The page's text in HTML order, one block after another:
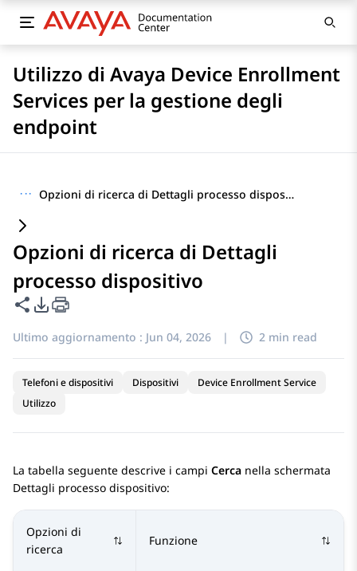
Utilizzo di Avaya Device Enrollment
Services per la gestione degli
endpoint
··· Opzioni di ricerca di Dettagli processo dispositivo
Opzioni di ricerca di Dettagli
processo dispositivo
Condividi questa pagina
Opzioni di esportazione PDF
Ultimo aggiornamento : Jun 04, 2026 | 2 min read
Telefoni e dispositivi Dispositivi
Device Enrollment Service
Utilizzo
La tabella seguente descrive i campi Cerca nella schermata
Dettagli processo dispositivo:
Opzioni di
ricerca
Funzione